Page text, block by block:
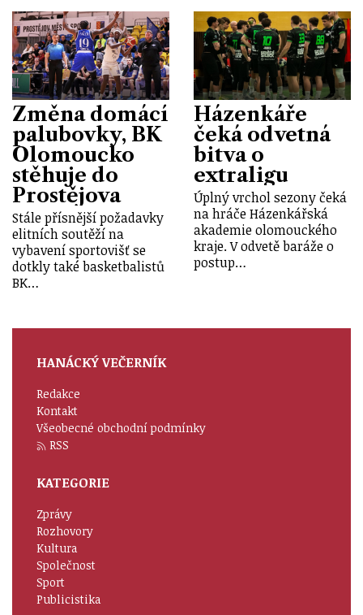
Změna domácí
palubovky, BK
Olomoucko
stěhuje do
Prostějova
Stále přísnější požadavky
elitních soutěží na
vybavení sportovišť se
dotkly také basketbalistů
BK…
Házenkáře
čeká odvetná
bitva o
extraligu
Úplný vrchol sezony čeká
na hráče Házenkářská
akademie olomouckého
kraje. V odvetě baráže o
postup…
HANÁCKÝ VEČERNÍK
Redakce
Kontakt
Všeobecné obchodní podmínky
RSS
KATEGORIE
Zprávy
Rozhovory
Kultura
Společnost
Sport
Publicistika